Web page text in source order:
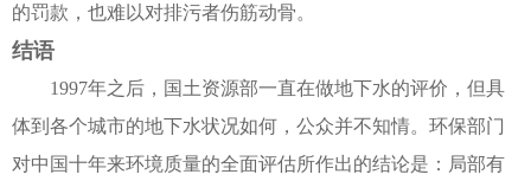
的罚款，也难以对排污者伤筋动骨。
结语
1997年之后，国土资源部一直在做地下水的评价，但具
体到各个城市的地下水状况如何，公众并不知情。环保部门
对中国十年来环境质量的全面评估所作出的结论是：局部有